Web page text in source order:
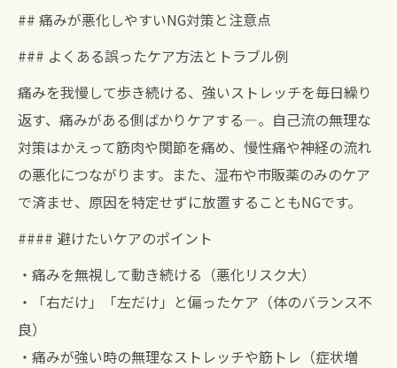
## 痛みが悪化しやすいNG対策と注意点
### よくある誤ったケア方法とトラブル例
痛みを我慢して歩き続ける、強いストレッチを毎日繰り
返す、痛みがある側ばかりケアする―。自己流の無理な
対策はかえって筋肉や関節を痛め、慢性痛や神経の流れ
の悪化につながります。また、湿布や市販薬のみのケア
で済ませ、原因を特定せずに放置することもNGです。
#### 避けたいケアのポイント
・痛みを無視して動き続ける（悪化リスク大）
・「右だけ」「左だけ」と偏ったケア（体のバランス不
良）
・痛みが強い時の無理なストレッチや筋トレ（症状増